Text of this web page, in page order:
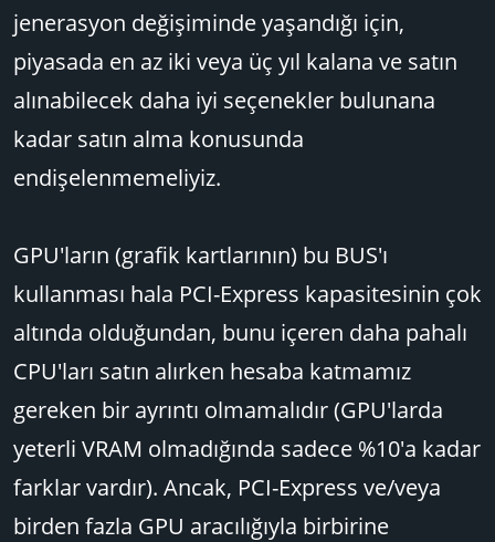
jenerasyon değişiminde yaşandığı için,
piyasada en az iki veya üç yıl kalana ve satın
alınabilecek daha iyi seçenekler bulunana
kadar satın alma konusunda
endişelenmemeliyiz.
GPU'ların (grafik kartlarının) bu BUS'ı
kullanması hala PCI-Express kapasitesinin çok
altında olduğundan, bunu içeren daha pahalı
CPU'ları satın alırken hesaba katmamız
gereken bir ayrıntı olmamalıdır (GPU'larda
yeterli VRAM olmadığında sadece %10'a kadar
farklar vardır). Ancak, PCI-Express ve/veya
birden fazla GPU aracılığıyla birbirine